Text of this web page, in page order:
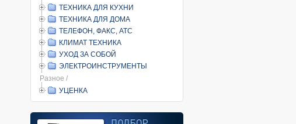
ТЕХНИКА ДЛЯ КУХНИ
ТЕХНИКА ДЛЯ ДОМА
ТЕЛЕФОН, ФАКС, АТС
КЛИМАТ ТЕХНИКА
УХОД ЗА СОБОЙ
ЭЛЕКТРОИНСТРУМЕНТЫ
Разное /
УЦЕНКА